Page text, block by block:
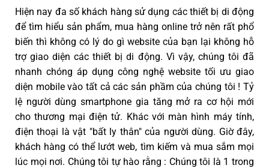
Hiện nay đa số khách hàng sử dụng các thiết bị di động
để tìm hiểu sản phẩm, mua hàng online trở nên rất phổ
biến thì không có lý do gì website của bạn lại không hỗ
trợ giao diện các thiết bị di động. Vì vậy, chúng tôi đã
nhanh chóng áp dụng công nghệ website tối ưu giao
diện mobile vào tất cả các sản phầm của chúng tôi ! Tỷ
lệ người dùng smartphone gia tăng mở ra cơ hội mới
cho thương mại điện tử. Khác với màn hình máy tính,
điện thoại là vật "bất ly thân" của người dùng. Giờ đây,
khách hàng có thể lướt web, tìm kiếm và mua sắm mọi
lúc mọi nơi. Chúng tôi tự hào rằng : Chúng tôi là 1 trong